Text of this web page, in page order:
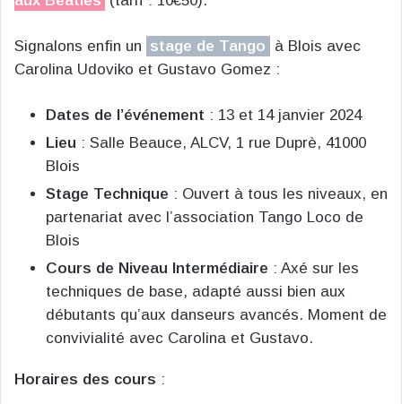
Signalons enfin un stage de Tango
à Blois avec
Carolina Udoviko et Gustavo Gomez :
Dates de l’événement : 13 et 14 janvier 2024
Lieu : Salle Beauce, ALCV, 1 rue Duprè, 41000
Blois
Stage Technique : Ouvert à tous les niveaux, en
partenariat avec l’association Tango Loco de
Blois
Cours de Niveau Intermédiaire : Axé sur les
techniques de base, adapté aussi bien aux
débutants qu’aux danseurs avancés. Moment de
convivialité avec Carolina et Gustavo.
Horaires des cours :